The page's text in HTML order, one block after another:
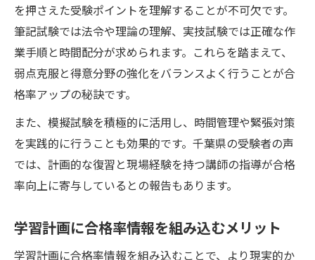
を押さえた受験ポイントを理解することが不可欠です。
筆記試験では法令や理論の理解、実技試験では正確な作
業手順と時間配分が求められます。これらを踏まえて、
弱点克服と得意分野の強化をバランスよく行うことが合
格率アップの秘訣です。
また、模擬試験を積極的に活用し、時間管理や緊張対策
を実践的に行うことも効果的です。千葉県の受験者の声
では、計画的な復習と現場経験を持つ講師の指導が合格
率向上に寄与しているとの報告もあります。
学習計画に合格率情報を組み込むメリット
学習計画に合格率情報を組み込むことで、より現実的か